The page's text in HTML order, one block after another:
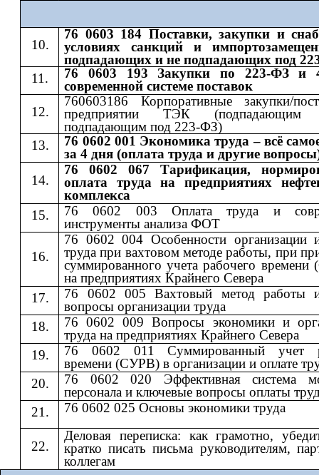
76 0603 184 Поставки, закупки и
условиях санкций и
подпадающих и не подпадающих под
76 0603 193 Закупки по 223-ФЗ и
современной системе поставок
760603186 Корпоративные закупки/
предприятии ТЭК
подпадающим под 223-ФЗ)
76 0602 001 Экономика труда – всё
за 4 дня (оплата труда и другие
76 0602 067 Тарификация,
оплата труда на предприятиях
комплекса
76 0602 003 Оплата труда и
инструменты анализа ФОТ
76 0602 004 Особенности организации
труда при вахтовом методе работы, при
суммированного учета рабочего
на предприятиях Крайнего Севера
76 0602 005 Вахтовый метод работы
вопросы организации труда
76 0602 009 Вопросы экономики и
труда на предприятиях Крайнего Севера
76 0602 011 Суммированный учет
времени (СУРВ) в организации и оплате
76 0602 020 Эффективная система
персонала и ключевые вопросы оплаты
76 0602 025 Основы экономики труда
Деловая переписка: как грамотно,
кратко писать письма руководителям,
коллегам